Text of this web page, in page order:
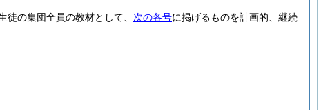
の集団全員の教材として、 次の各号に掲げるものを計画的、継続